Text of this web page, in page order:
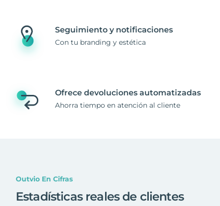
Seguimiento y notificaciones
Con tu branding y estética
Ofrece devoluciones automatizadas
Ahorra tiempo en atención al cliente
Outvio En Cifras
Estadísticas reales de clientes